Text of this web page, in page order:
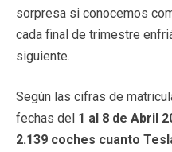
sorpresa si conocemos
cada final de trimestre
siguiente.
Según las cifras de
fechas del 1 al 8 de Abril
2.139 coches cuanto